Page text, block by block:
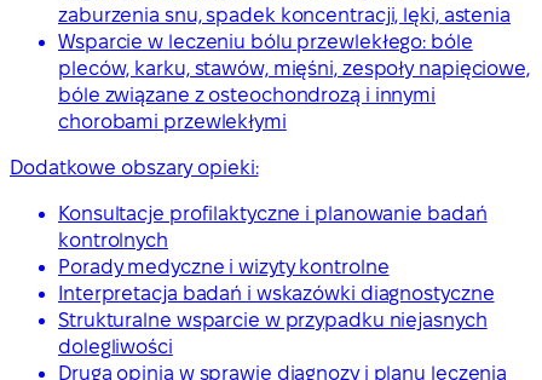
zaburzenia snu, spadek koncentracji, lęki, astenia
Wsparcie w leczeniu bólu przewlekłego: bóle
pleców, karku, stawów, mięśni, zespoły napięciowe,
bóle związane z osteochondrozą i innymi
chorobami przewlekłymi
Dodatkowe obszary opieki:
Konsultacje profilaktyczne i planowanie badań
kontrolnych
Porady medyczne i wizyty kontrolne
Interpretacja badań i wskazówki diagnostyczne
Strukturalne wsparcie w przypadku niejasnych
dolegliwości
Druga opinia w sprawie diagnozy i planu leczenia